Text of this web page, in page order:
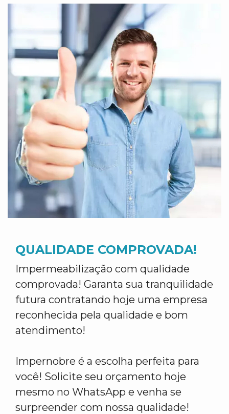
QUALIDADE COMPROVADA!
Impermeabilização com qualidade
comprovada! Garanta sua tranquilidade
futura contratando hoje uma empresa
reconhecida pela qualidade e bom
atendimento!
Impernobre é a escolha perfeita para
você! Solicite seu orçamento hoje
mesmo no WhatsApp e venha se
surpreender com nossa qualidade!